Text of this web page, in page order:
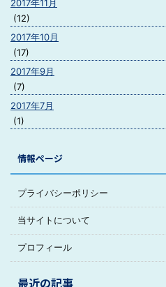
2017年11月
(12)
2017年10月
(17)
2017年9月
(7)
2017年7月
(1)
情報ページ
プライバシーポリシー
当サイトについて
プロフィール
最近の記事